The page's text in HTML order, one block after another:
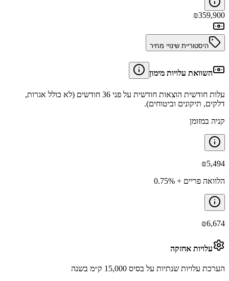
₪359,900
היסטוריית שינויי מחיר
השוואת עלויות מימון
עלות חודשית הוצאות חודשית על פני 36 חודשים (לא כולל אגרות,
דלקים, תיקונים וביטוחים).
קניה במזומן
₪5,494
הלוואה פריים + 0.75%
₪6,674
עלויות אחזקה
הערכת עלויות שנתיות על בסיס 15,000 ק״מ בשנה